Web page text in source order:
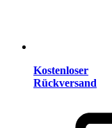
Kostenloser
Rückversand